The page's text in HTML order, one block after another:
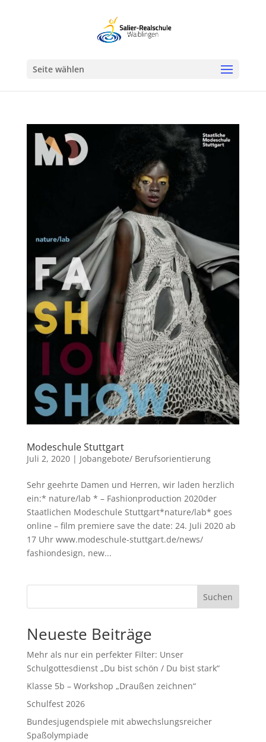
Seite wählen
Modeschule Stuttgart
Juli 2, 2020| Jobangebote/ Berufsorientierung
Sehr geehrte Damen und Herren, wir laden herzlich
ein:* nature/lab * – Fashionproduction 2020der
Staatlichen Modeschule Stuttgart*nature/lab* goes
online – film premiere save the date: 24. Juli 2020 ab
17 Uhr www.modeschule-stuttgart.de/news/
fashiondesign, new...
Suchen
Neueste Beiträge
Mehr als nur ein perfekter Filter: Unser
Schulgottesdienst „Du bist schön / Du bist stark“
Klasse 5b – Workshop „Draußen zeichnen“
Schulfest 2026
Bundesjugendspiele mit abwechslungsreicher
Spaßolympiade